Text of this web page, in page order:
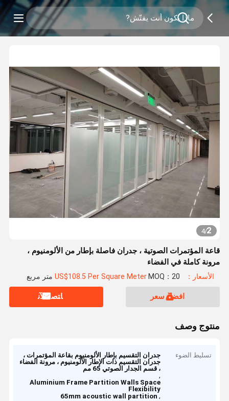
2
/
4
قاعة المؤتمرات الصوتية ، جدران فاصلة بإطار من الألومنيوم ،
مرونة كاملة في الفضاء
الأسعار：US$108.5 Per Square Meter MOQ：20 متر مربع
افضل سعر ﺎﺘﺼﻟ ﺍﻶﻧ
منتوج وصف
تسليط الضوء
جدران التقسيم بإطار الألومنيوم بقاعة المؤتمرات ،
جدران التقسيم ذات الإطار الألومنيوم ، مرونة الفضاء
، قسم الجدار الصوتي 65 مم
,
Aluminium Frame Partition Walls Space
Flexibility
,
65mm acoustic wall partition